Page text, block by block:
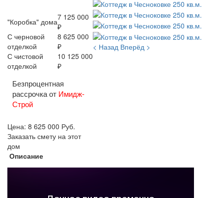
"Коробка" дома7 125 000
₽
С черновой
отделкой
8 625 000
₽
С чистовой
отделкой
10 125 000
₽
Безпроцентная
рассрочка от Имидж-
Строй
Цена: 8 625 000 Руб.
Заказать смету на этот
дом
Описание
< Назад Вперёд >